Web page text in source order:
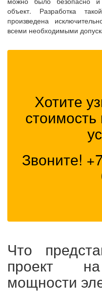
объект. Разработка
произведена
всеми необходимыми
Хотите
Звоните!
Что
проект
мощности